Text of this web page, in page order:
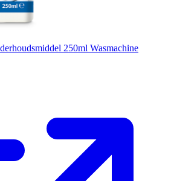
250ml Wasmachine